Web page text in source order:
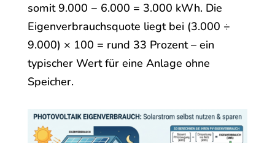
somit 9.000 − 6.000 = 3.000 kWh. Die
Eigenverbrauchsquote liegt bei (3.000 ÷
9.000) × 100 = rund 33 Prozent – ein
typischer Wert für eine Anlage ohne
Speicher.